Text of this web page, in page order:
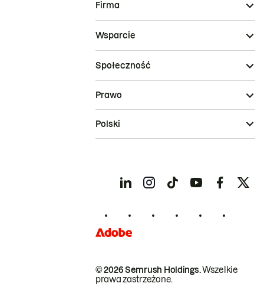
Firma
Wsparcie
Społeczność
© 2026 Semrush Holdings.Wszelkie
prawa zastrzeżone.
Prawo
Polski